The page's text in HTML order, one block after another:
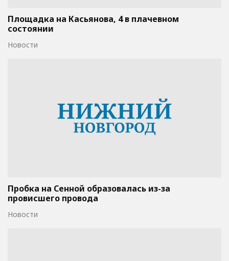
Площадка на Касьянова, 4 в плачевном
состоянии
Новости
Пробка на Сенной образовалась из-за
провисшего провода
Новости